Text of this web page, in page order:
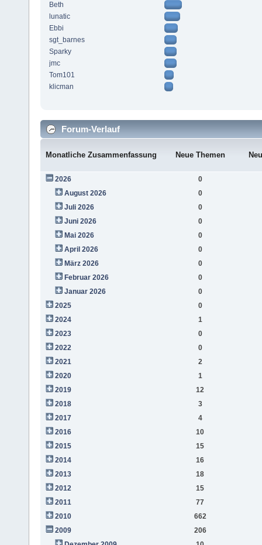
Beth
lunatic
Ebbi
sgt_barnes
Sparky
jmc
Tom101
klicman
Forum-Verlauf
Monatliche Zusammenfassung Neue Themen
2026
0
August 2026
0
Juli 2026
0
Juni 2026
0
Mai 2026
0
April 2026
0
März 2026
0
Februar 2026
0
Januar 2026
0
2025
0
2024
1
2023
0
2022
0
2021
2
2020
1
2019
12
2018
3
2017
4
2016
10
2015
15
2014
16
2013
18
2012
15
2011
77
2010
662
2009
206